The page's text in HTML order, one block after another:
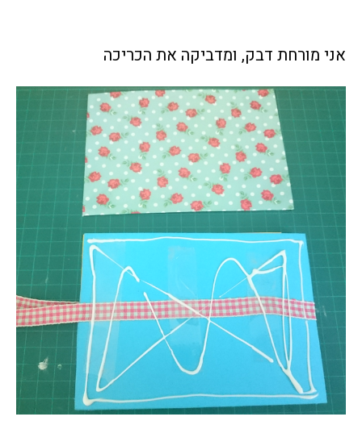
אני מורחת דבק, ומדביקה את הכריכה